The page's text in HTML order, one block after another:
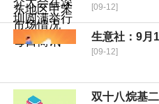
[09-12]
生意社：9月
[09-12]
双十八烷基